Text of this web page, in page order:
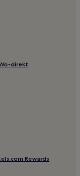
direkt
Rewards